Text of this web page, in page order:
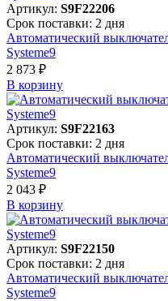
Артикул: S9F22206
Срок поставки: 2 дня
Автоматический
Systeme9
2 873 ₽
В корзинy
Артикул: S9F22163
Срок поставки: 2 дня
Автоматический
Systeme9
2 043 ₽
В корзинy
Артикул: S9F22150
Срок поставки: 2 дня
Автоматический
Systeme9